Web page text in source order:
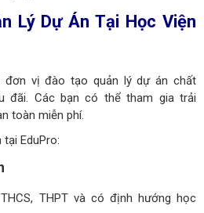
Lý Dự Án Tại Học Viện
đơn vị đào tạo quản lý dự án chất
đãi. Các bạn có thể tham gia trải
toàn miễn phí.
EduPro:
THPT và có định hướng học